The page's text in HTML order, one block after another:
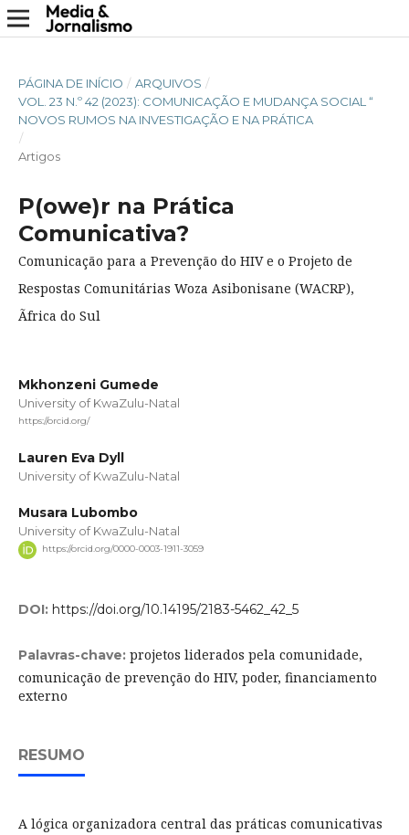
PÁGINA DE INÍCIO / ARQUIVOS /
VOL. 23 N.º 42 (2023): COMUNICAÇÃO E MUDANÇA SOCIAL “
NOVOS RUMOS NA INVESTIGAÇÃO E NA PRÁTICA
/
Artigos
P(owe)r na Prática
Comunicativa?
Comunicação para a Prevenção do HIV e o Projeto de
Respostas Comunitárias Woza Asibonisane (WACRP),
Ãfrica do Sul
Mkhonzeni Gumede
University of KwaZulu-Natal
https://orcid.org/
Lauren Eva Dyll
University of KwaZulu-Natal
Musara Lubombo
University of KwaZulu-Natal
https://orcid.org/0000-0003-1911-3059
DOI: https://doi.org/10.14195/2183-5462_42_5
Palavras-chave: projetos liderados pela comunidade,
comunicação de prevenção do HIV, poder, financiamento
externo
RESUMO
A lógica organizadora central das práticas comunicativas